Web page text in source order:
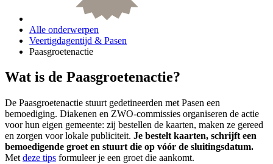
Alle onderwerpen
Veertigdagentijd & Pasen
Paasgroetenactie
Wat is de Paasgroetenactie?
De Paasgroetenactie stuurt gedetineerden met Pasen een
bemoediging. Diakenen en ZWO-commissies organiseren de actie
voor hun eigen gemeente: zij bestellen de kaarten, maken ze gereed
en zorgen voor lokale publiciteit. Je bestelt kaarten, schrijft een
bemoedigende groet en stuurt die op vóór de sluitingsdatum.
Met deze tips formuleer je een groet die aankomt.